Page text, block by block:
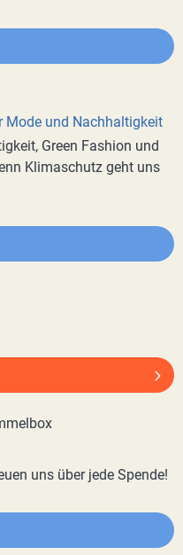
Mode und Nachhaltigkeit
Green Fashion und
Klimaschutz geht uns
uns über jede Spende!